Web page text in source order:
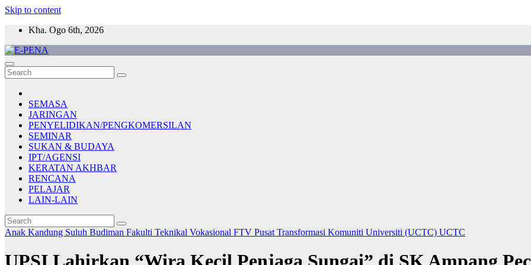
Skip to content
Kha. Ogo 6th, 2026
E-PENA
Berita Digital Terkini
SEMASA
JARINGAN
PENYELIDIKAN/PENGKOMERSILAN
SEMINAR
SUKAN & BUDAYA
IPT/AGENSI
KERATAN AKHBAR
RENCANA
PELAJAR
LAIN-LAIN
Anak Kandung Suluh Budiman Fakulti Teknikal Vokasional FTV Pusat Transformasi Komuniti Universiti (UCTC) UCTC